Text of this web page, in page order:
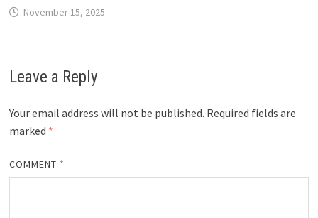
November 15, 2025
Leave a Reply
Your email address will not be published. Required fields are
marked *
COMMENT *